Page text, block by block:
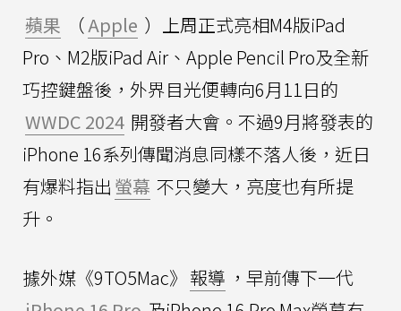
蘋果 （Apple ）上周正式亮相M4版iPad
Pro、M2版iPad Air、Apple Pencil Pro及全新
巧控鍵盤後，外界目光便轉向6月11日的
WWDC 2024 開發者大會。不過9月將發表的
iPhone 16系列傳聞消息同樣不落人後，近日
有爆料指出 螢幕 不只變大，亮度也有所提
升。
據外媒《9TO5Mac》 報導 ，早前傳下一代